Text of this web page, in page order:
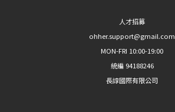
人才招募
ohher.support@gmail.com
MON-FRI 10:00-19:00
統編 94188246
長諄國際有限公司